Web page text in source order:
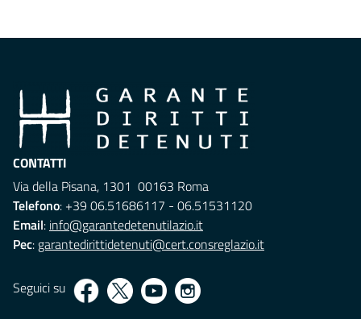
CONTATTI
Via della Pisana, 1301 00163 Roma
Telefono: +39 06.51686117 - 06.51531120
Email: info@garantedetenutilazio.it
Pec: garantedirittidetenuti@cert.consreglazio.it
Seguici su